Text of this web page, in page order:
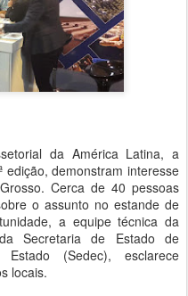
da América Latina, a
edição, demonstram interesse
Cerca de 40 pessoas
o assunto no estande de
a equipe técnica da
Secretaria de Estado de
Estado (Sedec), esclarece
locais.